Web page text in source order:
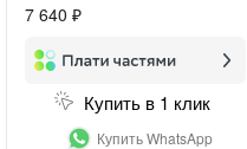
7 640 ₽
Купить в 1 клик
Купить WhatsApp